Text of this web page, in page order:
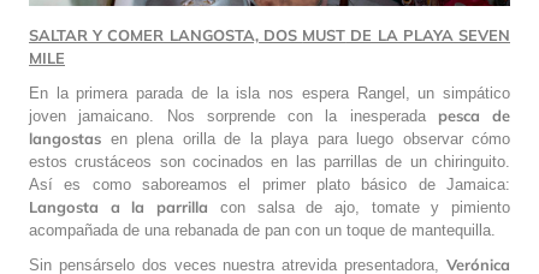
SALTAR Y COMER LANGOSTA, DOS MUST DE LA PLAYA SEVEN
MILE
En la primera parada de la isla nos espera Rangel, un simpático
joven jamaicano. Nos sorprende con la inesperada pesca de
langostas en plena orilla de la playa para luego observar cómo
estos crustáceos son cocinados en las parrillas de un chiringuito.
Así es como saboreamos el primer plato básico de Jamaica:
Langosta a la parrilla con salsa de ajo, tomate y pimiento
acompañada de una rebanada de pan con un toque de mantequilla.
Sin pensárselo dos veces nuestra atrevida presentadora,
Verónica